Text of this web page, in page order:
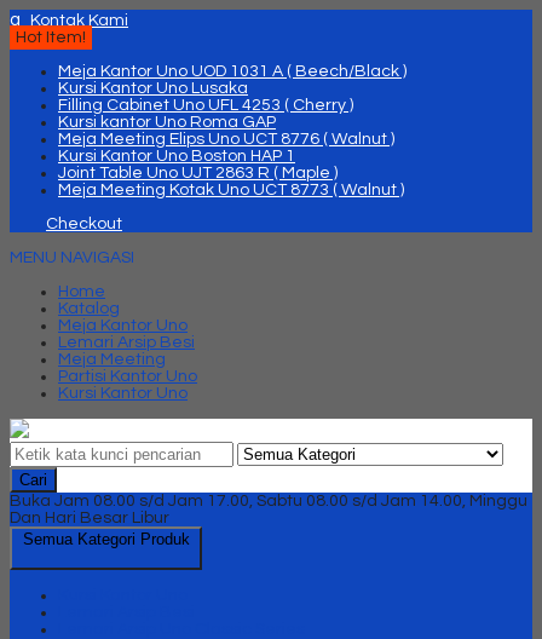
q
Kontak Kami
Hot Item!
Meja Kantor Uno UOD 1031 A ( Beech/Black )
Kursi Kantor Uno Lusaka
Filling Cabinet Uno UFL 4253 ( Cherry )
Kursi kantor Uno Roma GAP
Meja Meeting Elips Uno UCT 8776 ( Walnut )
Kursi Kantor Uno Boston HAP 1
Joint Table Uno UJT 2863 R ( Maple )
Meja Meeting Kotak Uno UCT 8773 ( Walnut )
Checkout
MENU NAVIGASI
Home
Katalog
Meja Kantor Uno
Lemari Arsip Besi
Meja Meeting
Partisi Kantor Uno
Kursi Kantor Uno
Cari
Buka Jam 08.00 s/d Jam 17.00, Sabtu 08.00 s/d Jam 14.00, Minggu
Dan Hari Besar Libur
Semua Kategori Produk